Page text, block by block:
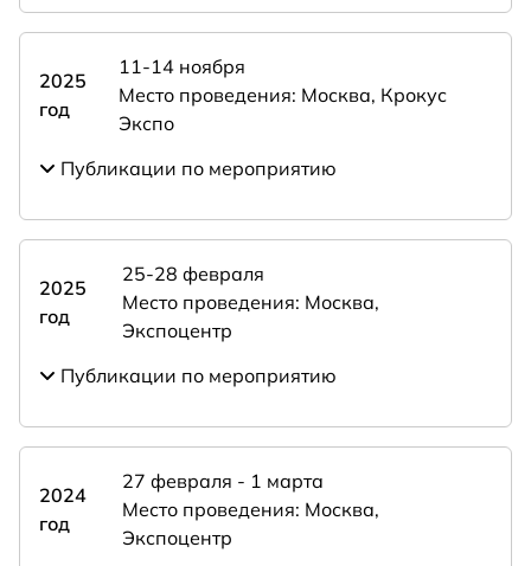
2025
год
11-14 ноября
Место проведения: Москва, Крокус
Экспо
Публикации по мероприятию
2025
год
25-28 февраля
Место проведения: Москва,
Экспоцентр
Публикации по мероприятию
2024
год
27 февраля - 1 марта
Место проведения: Москва,
Экспоцентр